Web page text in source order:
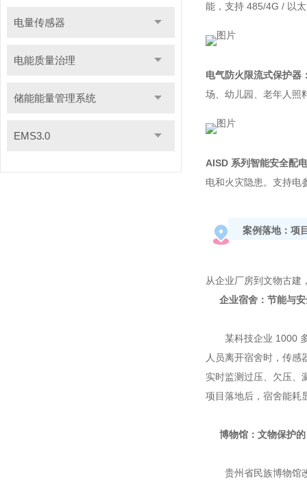
电量传感器
电能质量治理
储能能量管理系统
EMS3.0
能，支持 485/4G / 以
电气防火限流式保护器
场、幼儿园、老年人照
AISD 系列智能安全配
电和火灾隐患。支持电
案例落地：项
从企业厂房到文物古建
企业宿舍：节能与
某科技企业 1000
人员离开宿舍时，传感
实时监测过压、欠压、
项目落地后，宿舍能耗
博物馆：文物保护
贵州省民族博物馆